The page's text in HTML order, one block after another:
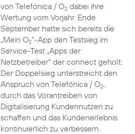
von Telefónica / O2dabei ihre
Wertung vom Vorjahr. Ende
September hatte sich bereits die
„Mein O2“-App den Testsieg im
Service-Test „Apps der
Netzbetreiber“ der connect geholt.
Der Doppelsieg unterstreicht den
Anspruch von Telefónica / O2,
durch das Vorantreiben von
Digitalisierung Kundennutzen zu
schaffen und das Kundenerlebnis
kontinuierlich zu verbessern.